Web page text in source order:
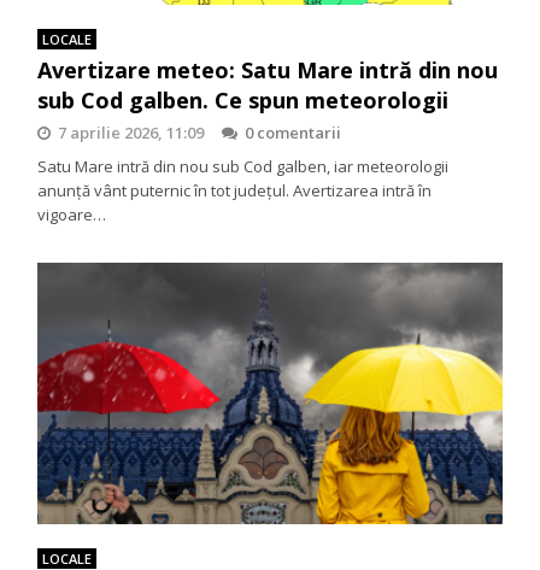
LOCALE
Avertizare meteo: Satu Mare intră din nou
sub Cod galben. Ce spun meteorologii
7 aprilie 2026, 11:09
0 comentarii
Satu Mare intră din nou sub Cod galben, iar meteorologii
anunță vânt puternic în tot județul. Avertizarea intră în
vigoare…
LOCALE